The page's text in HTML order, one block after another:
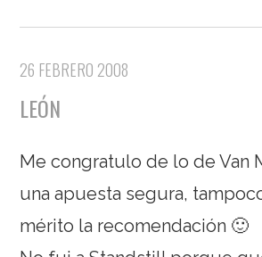
26 FEBRERO 2008
LEÓN
Me congratulo de lo de Van
una apuesta segura,
mérito la recomendación 🙂